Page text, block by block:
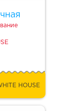
HOUSE